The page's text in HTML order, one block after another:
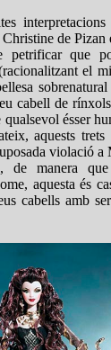
de Pizan
que
el
cabell de
qualsevol ésser
aquests
violació a
de manera
aquesta és
cabells amb